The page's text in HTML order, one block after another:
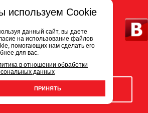
обработки персональных данных
НА СЕРВИС
используем Cookie
данный сайт, вы даете
на использование файлов
помогающих нам сделать его
для вас.
в отношении обработки
данных
ПРИНЯТЬ